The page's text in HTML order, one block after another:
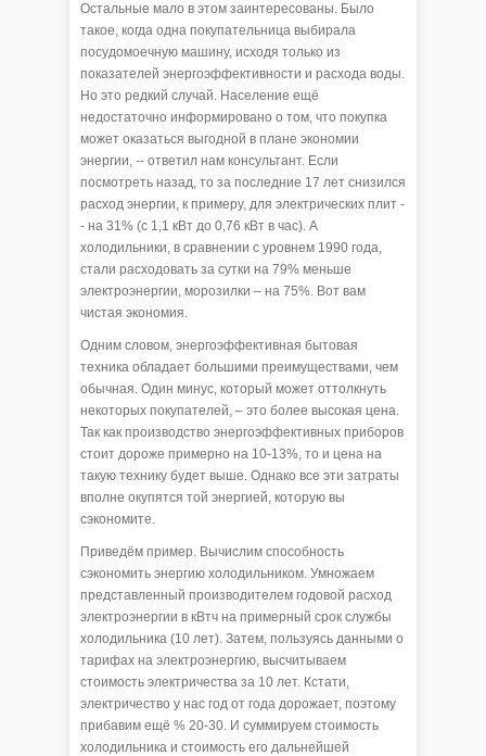
Остальные мало в этом заинтересованы. Было
такое, когда одна покупательница выбирала
посудомоечную машину, исходя только из
показателей энергоэффективности и расхода воды.
Но это редкий случай. Население ещё
недостаточно информировано о том, что покупка
может оказаться выгодной в плане экономии
энергии, -- ответил нам консультант. Если
посмотреть назад, то за последние 17 лет снизился
расход энергии, к примеру, для электрических плит -
- на 31% (с 1,1 кВт до 0,76 кВт в час). А
холодильники, в сравнении с уровнем 1990 года,
стали расходовать за сутки на 79% меньше
электроэнергии, морозилки – на 75%. Вот вам
чистая экономия.
Одним словом, энергоэффективная бытовая
техника обладает большими преимуществами, чем
обычная. Один минус, который может оттолкнуть
некоторых покупателей, – это более высокая цена.
Так как производство энергоэффективных приборов
стоит дороже примерно на 10-13%, то и цена на
такую технику будет выше. Однако все эти затраты
вполне окупятся той энергией, которую вы
сэкономите.
Приведём пример. Вычислим способность
сэкономить энергию холодильником. Умножаем
представленный производителем годовой расход
электроэнергии в кВтч на примерный срок службы
холодильника (10 лет). Затем, пользуясь данными о
тарифах на электроэнергию, высчитываем
стоимость электричества за 10 лет. Кстати,
электричество у нас год от года дорожает, поэтому
прибавим ещё % 20-30. И суммируем стоимость
холодильника и стоимость его дальнейшей